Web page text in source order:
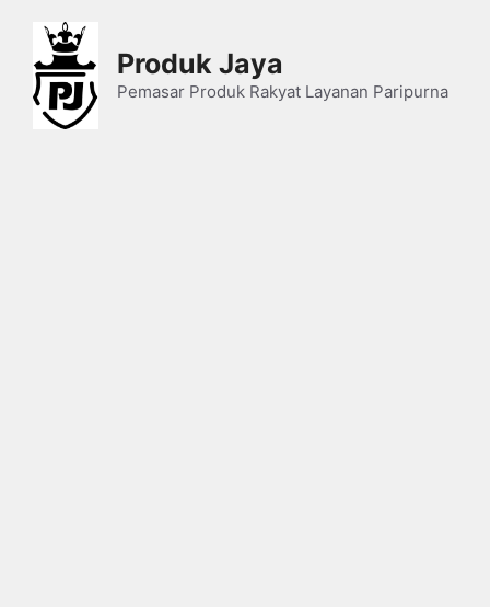
content
Produk Jaya
Pemasar Produk Rakyat Layanan Paripurna